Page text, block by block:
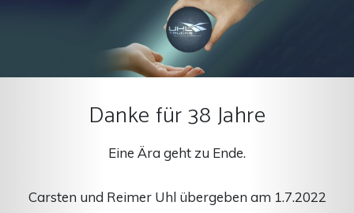
Danke für 38 Jahre
Eine Ära geht zu Ende.
Carsten und Reimer Uhl übergeben am 1.7.2022